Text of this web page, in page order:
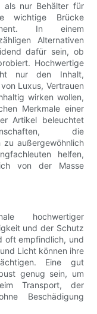
als nur Behälter für
wichtige Brücke
In einem
Alternativen
dafür sein, ob
Hochwertige
nur den Inhalt,
Luxus, Vertrauen
wirken wollen,
Merkmale einer
Artikel beleuchtet
die
zu außergewöhnlich
helfen,
von der Masse
hochwertiger
und der Schutz
oft empfindlich, und
Licht können ihre
Eine gut
genug sein, um
Transport, der
Beschädigung